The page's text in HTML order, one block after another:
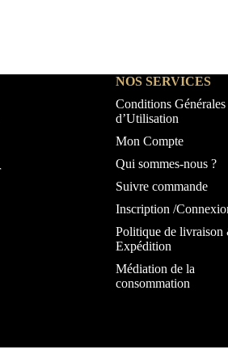
NOS SERVICES
Conditions Générales
d’Utilisation
Mon Compte
Qui sommes-nous ?
Suivre commande
Inscription /
Politique de livraison
Expédition
Médiation de la
consommation